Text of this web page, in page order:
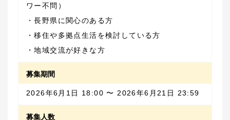
・地域交流が好きな方
募集期間
2026年6月1日 18:00 〜 2026年6月21日 23:59
募集人数